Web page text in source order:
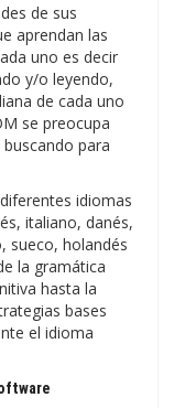
de sus
aprendan las
uno es decir
y/o leyendo,
de cada uno
se preocupa
para
idiomas
italiano, danés,
sueco, holandés
la gramática
hasta la
bases
el idioma